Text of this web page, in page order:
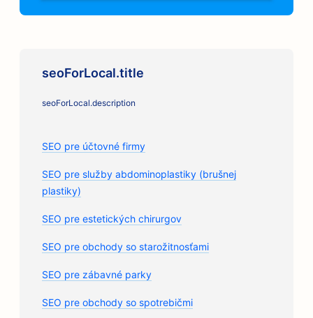
seoForLocal.title
seoForLocal.description
SEO pre účtovné firmy
SEO pre služby abdominoplastiky (brušnej
plastiky)
SEO pre estetických chirurgov
SEO pre obchody so starožitnosťami
SEO pre zábavné parky
SEO pre obchody so spotrebičmi